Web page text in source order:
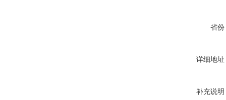
省份
详细地址
补充说明